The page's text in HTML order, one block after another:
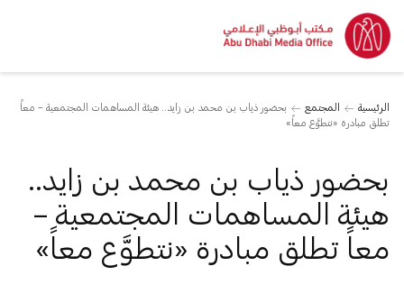
الرئيسية المجتمع
بحضور ذياب بن محمد بن زايد.. هيئة المساهمات المجتمعية – معاً
تطلق مبادرة «نتطوَّع معاً»
بحضور ذياب بن محمد بن زايد..
هيئة المساهمات المجتمعية –
معاً تطلق مبادرة «نتطوَّع معاً»